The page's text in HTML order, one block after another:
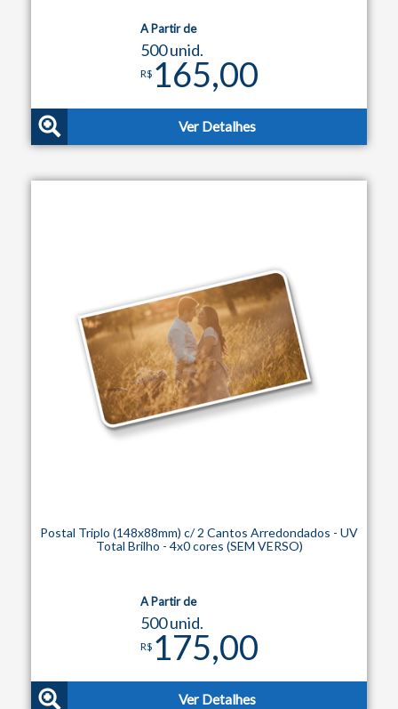
A Partir de
500 unid.
R$ 165,00
Ver Detalhes
Postal Triplo (148x88mm) c/ 2 Cantos Arredondados - UV
Total Brilho - 4x0 cores (SEM VERSO)
A Partir de
500 unid.
R$ 175,00
Ver Detalhes